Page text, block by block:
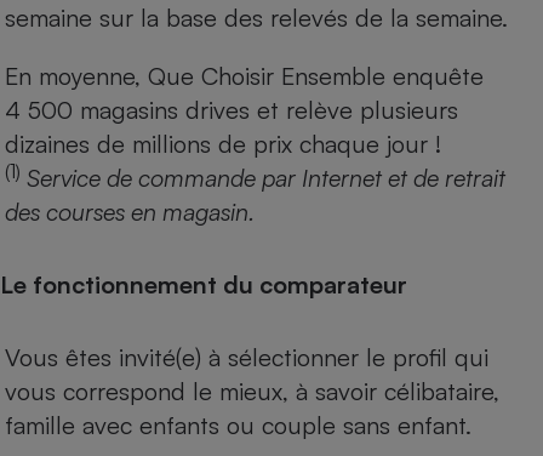
semaine sur la base des relevés de la semaine.
En moyenne, Que Choisir Ensemble enquête
4 500 magasins drives et relève plusieurs
dizaines de millions de prix chaque jour !
(1) Service de commande par Internet et de retrait
des courses en magasin.
Le fonctionnement du comparateur
Vous êtes invité(e) à sélectionner le profil qui
vous correspond le mieux, à savoir célibataire,
famille avec enfants ou couple sans enfant.